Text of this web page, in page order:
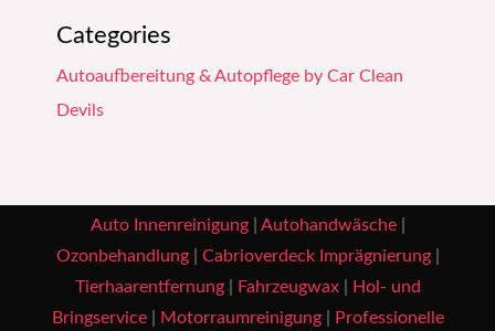
Categories
Autoaufbereitung & Autopflege by Car Clean
Devils
Auto Innenreinigung| Autohandwäsche|
Ozonbehandlung| Cabrioverdeck Imprägnierung|
Tierhaarentfernung| Fahrzeugwax|
Hol- und
Bringservice| Motorraumreinigung| Professionelle